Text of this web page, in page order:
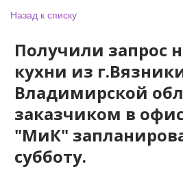
Назад к списку
Получили запрос
кухни из
Владимирской
заказчиком в
"МиК"
субботу.